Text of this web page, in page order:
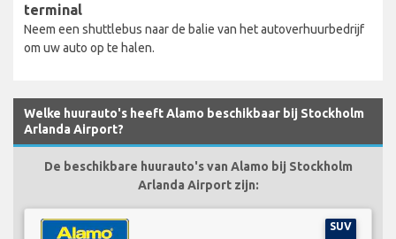
terminal
Neem een shuttlebus naar de balie van het autoverhuurbedrijf
om uw auto op te halen.
Welke huurauto's heeft Alamo beschikbaar bij Stockholm
Arlanda Airport?
De beschikbare huurauto's van Alamo bij Stockholm
Arlanda Airport zijn:
SUV